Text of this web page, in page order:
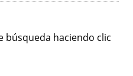
búsqueda haciendo clic